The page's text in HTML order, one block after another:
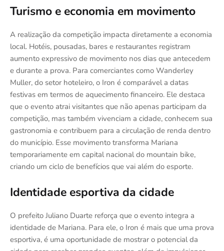
Turismo e economia em movimento
A realização da competição impacta diretamente a economia
local. Hotéis, pousadas, bares e restaurantes registram
aumento expressivo de movimento nos dias que antecedem
e durante a prova. Para comerciantes como Wanderley
Muller, do setor hoteleiro, o Iron é comparável a datas
festivas em termos de aquecimento financeiro. Ele destaca
que o evento atrai visitantes que não apenas participam da
competição, mas também vivenciam a cidade, conhecem sua
gastronomia e contribuem para a circulação de renda dentro
do município. Esse movimento transforma Mariana
temporariamente em capital nacional do mountain bike,
criando um ciclo de benefícios que vai além do esporte.
Identidade esportiva da cidade
O prefeito Juliano Duarte reforça que o evento integra a
identidade de Mariana. Para ele, o Iron é mais que uma prova
esportiva, é uma oportunidade de mostrar o potencial da